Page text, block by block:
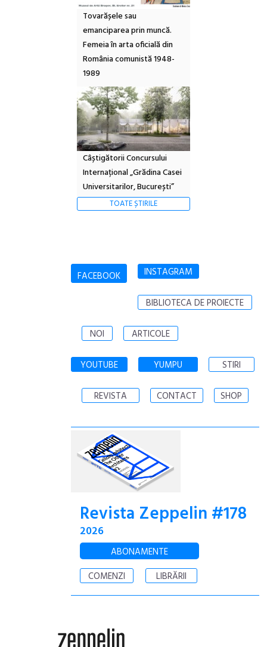
Tovarășele sau
emanciparea prin muncă.
Femeia în arta oficială din
România comunistă 1948-
1989
Câștigătorii Concursului
Internațional „Grădina Casei
Universitarilor, București”
TOATE ȘTIRILE
FACEBOOK INSTAGRAM
BIBLIOTECA DE PROIECTE
NOI ARTICOLE
YOUTUBE YUMPU STIRI
REVISTA CONTACT SHOP
Revista Zeppelin #178
2026
ABONAMENTE
COMENZI
LIBRĂRII